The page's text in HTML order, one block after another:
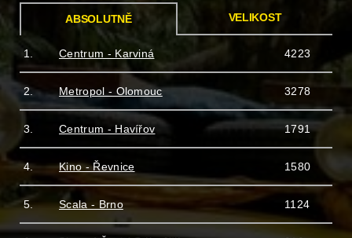
ABSOLUTNĚ VELIKOST
1. Centrum - Karviná 4223
2. Metropol - Olomouc 3278
3. Centrum - Havířov 1791
4. Kino - Řevnice 1580
5. Scala - Brno 1124